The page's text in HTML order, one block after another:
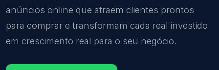
anúncios online que atraem clientes prontos
para comprar e transformam cada real investido
em crescimento real para o seu negócio.